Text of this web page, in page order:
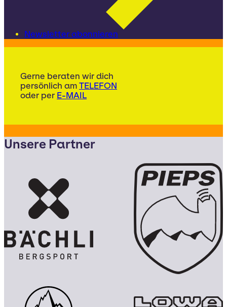
Newsletter abonnieren
Gerne beraten wir dich
persönlich am TELEFON
oder per E-MAIL
Unsere Partner